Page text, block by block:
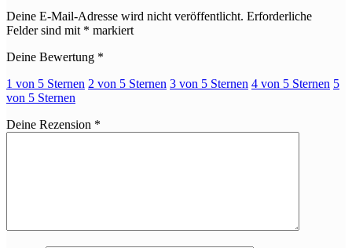
Deine E-Mail-Adresse wird nicht veröffentlicht. Erforderliche
Felder sind mit * markiert
Deine Bewertung *
1 von 5 Sternen 2 von 5 Sternen 3 von 5 Sternen 4 von 5 Sternen 5
von 5 Sternen
Deine Rezension *